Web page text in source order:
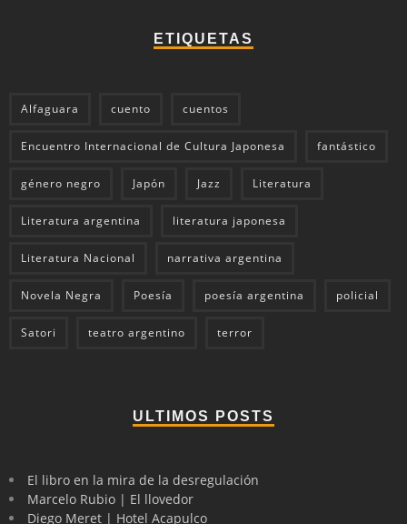
ETIQUETAS
Alfaguara cuento cuentos
Encuentro Internacional de Cultura Japonesa fantástico
género negro Japón Jazz Literatura
Literatura argentina literatura japonesa
Literatura Nacional narrativa argentina
Novela Negra Poesía poesía argentina policial
Satori teatro argentino terror
ULTIMOS POSTS
El libro en la mira de la desregulación
Marcelo Rubio | El llovedor
Diego Meret | Hotel Acapulco